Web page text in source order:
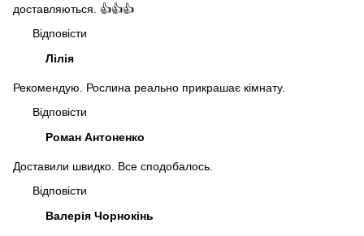
доставляються. 👍👍👍
Відповісти
Лілія
Рекомендую. Рослина реально прикрашає кімнату.
Відповісти
Роман Антоненко
Доставили швидко. Все сподобалось.
Відповісти
Валерія Чорнокінь